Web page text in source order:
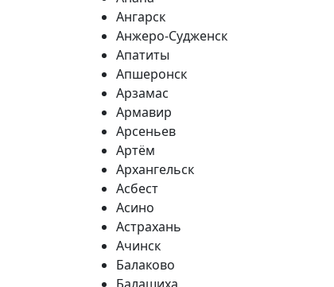
Ангарск
Анжеро-Судженск
Апатиты
Апшеронск
Арзамас
Армавир
Арсеньев
Артём
Архангельск
Асбест
Асино
Астрахань
Ачинск
Балаково